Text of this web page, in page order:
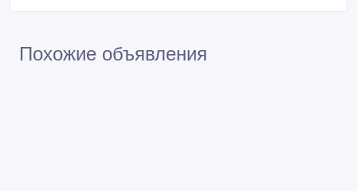
Похожие объявления